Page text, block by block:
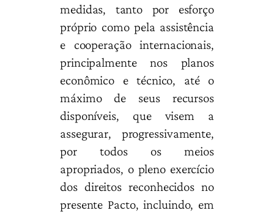
medidas, tanto por esforço
próprio como pela assistência
e cooperação internacionais,
principalmente nos planos
econômico e técnico, até o
máximo de seus recursos
disponíveis, que visem a
assegurar, progressivamente,
por todos os meios
apropriados, o pleno exercício
dos direitos reconhecidos no
presente Pacto, incluindo, em